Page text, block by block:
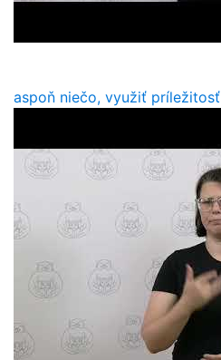
aspoň niečo, využiť príležitosť